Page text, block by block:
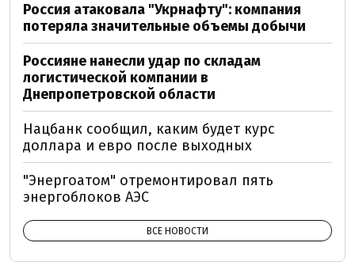
Россия атаковала "Укрнафту": компания
потеряла значительные объемы добычи
Россияне нанесли удар по складам
логистической компании в
Днепропетровской области
Нацбанк сообщил, каким будет курс
доллара и евро после выходных
"Энергоатом" отремонтировал пять
энергоблоков АЭС
ВСЕ НОВОСТИ